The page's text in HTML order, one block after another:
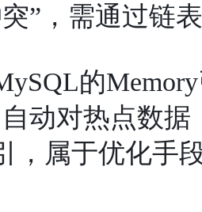
”，需通过链
的
动对热点数据
，属于优化⼿